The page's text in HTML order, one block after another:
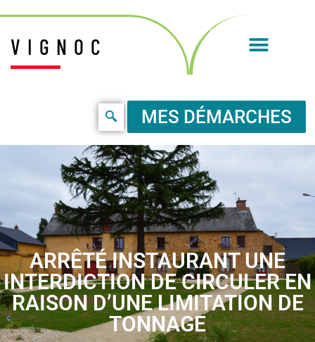
VIGNOC
MES DÉMARCHES
ARRÊTÉ INSTAURANT UNE
INTERDICTION DE CIRCULER EN
RAISON D’UNE LIMITATION DE
TONNAGE